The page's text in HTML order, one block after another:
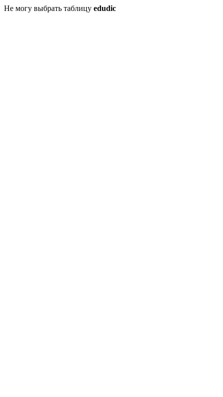
Не могу выбрать таблицу edudic